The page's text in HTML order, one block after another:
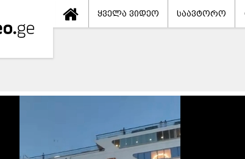
ყველა ვიდეო საავტორო